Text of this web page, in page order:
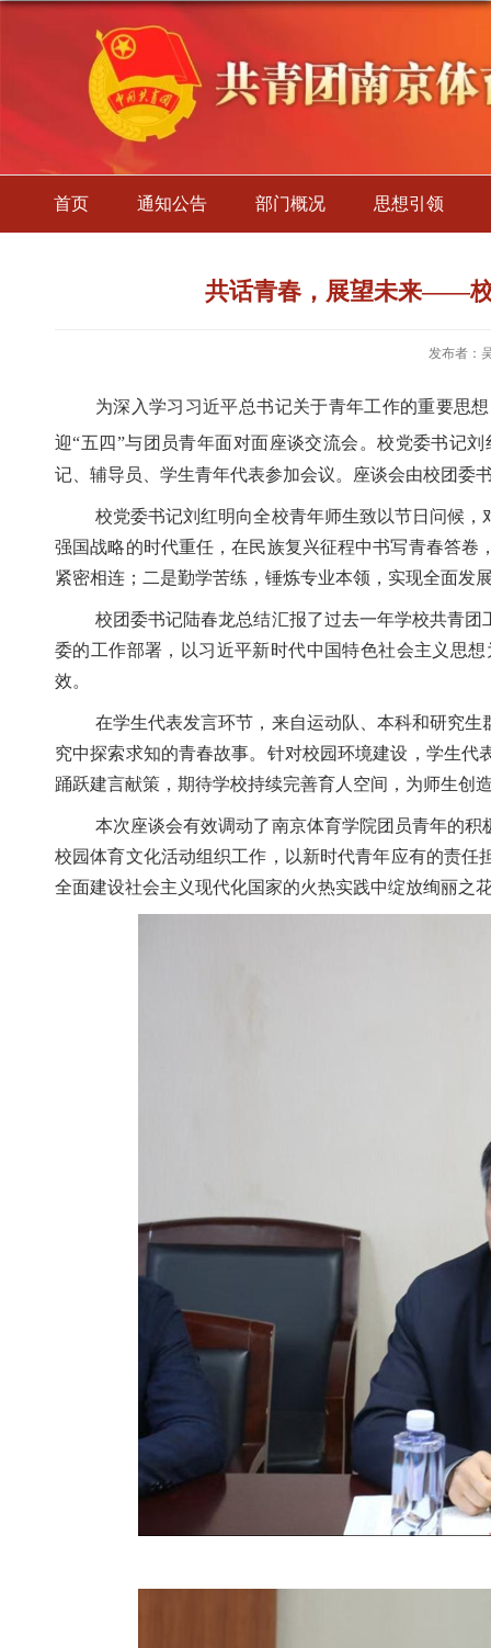
首页 通知公告 部门概况 思想引领
共话青春，展望未来——校
发布者：
为深入学习习近平总书记关于青年工作的重要思
迎“五四”与团员青年面对面座谈交流会。校党委书记刘
记、辅导员
学生青年代表参加会议。座谈会由校团委
校党委书记刘红明向全校青年师生致以节日问候，
强国战略的时代重任，在民族复兴征程中书写青春答卷
紧密相连； 二是勤学苦练，锤炼专业本领，实现全面发
校团委书记陆春龙总结汇报了过去一年学校共青团
委的工作部署，以习近平新时代中国特色社会主义思
效。
在学生代表发言环节，来自运动队
、本科和研究
究中探索求知的青春故事。针对校园环境建设， 学生代
踊跃建言献策 ，期待学校持续完善育人空间，为师生创
本次座谈会有效调动了南京体育学院团员青年的积
校园体育文化活动组织工作 ， 以新时代青年应有的责任
全面建设社会主义现代化国家的火热实践中绽放绚丽之